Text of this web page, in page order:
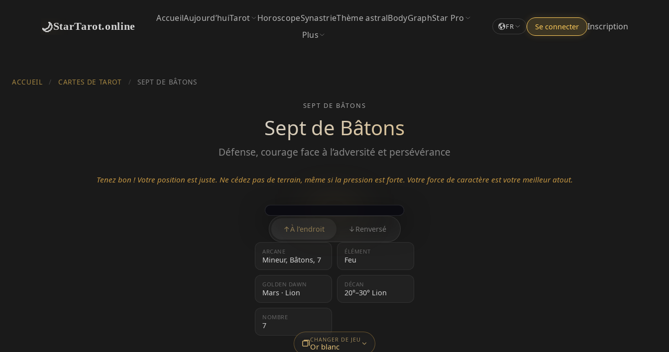
🌙StarTarot.online
AccueilAujourd’huiTarot HoroscopeSynastrieThème astralBodyGraphStar Pro
Plus
FR Se connecter Inscription
ACCUEIL / CARTES DE TAROT / SEPT DE BÂTONS
SEPT DE BÂTONS
Sept de Bâtons
Défense, courage face à l’adversité et persévérance
Tenez bon ! Votre position est juste. Ne cédez pas de terrain, même si la pression est forte. Votre force de caractère est votre meilleur atout.
↑À l’endroit ↓ Renversé
ARCANE
Mineur, Bâtons, 7
ÉLÉMENT
Feu
GOLDEN DAWN
Mars · Lion
DÉCAN
20°–30° Lion
NOMBRE
7
CHANGER DE JEU
Or blanc